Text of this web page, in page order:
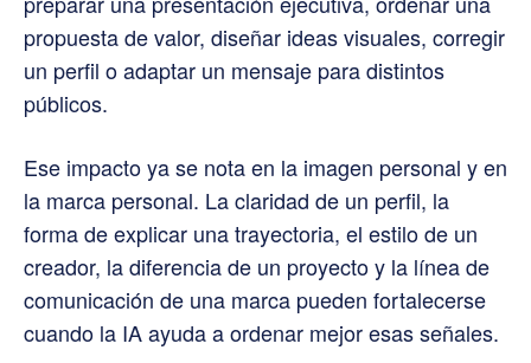
propuesta de valor, diseñar ideas visuales, corregir
un perfil o adaptar un mensaje para distintos
públicos.
Ese impacto ya se nota en la imagen personal y en
la marca personal. La claridad de un perfil, la
forma de explicar una trayectoria, el estilo de un
creador, la diferencia de un proyecto y la línea de
comunicación de una marca pueden fortalecerse
cuando la IA ayuda a ordenar mejor esas señales.